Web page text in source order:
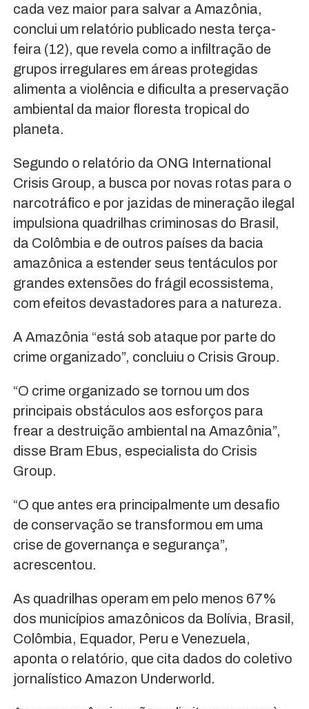
cada vez maior para salvar a Amazônia,
conclui um relatório publicado nesta terça-
feira (12), que revela como a infiltração de
grupos irregulares em áreas protegidas
alimenta a violência e dificulta a preservação
ambiental da maior floresta tropical do
planeta.
Segundo o relatório da ONG International
Crisis Group, a busca por novas rotas para o
narcotráfico e por jazidas de mineração ilegal
impulsiona quadrilhas criminosas do Brasil,
da Colômbia e de outros países da bacia
amazônica a estender seus tentáculos por
grandes extensões do frágil ecossistema,
com efeitos devastadores para a natureza.
A Amazônia “está sob ataque por parte do
crime organizado”, concluiu o Crisis Group.
“O crime organizado se tornou um dos
principais obstáculos aos esforços para
frear a destruição ambiental na Amazônia”,
disse Bram Ebus, especialista do Crisis
Group.
“O que antes era principalmente um desafio
de conservação se transformou em uma
crise de governança e segurança”,
acrescentou.
As quadrilhas operam em pelo menos 67%
dos municípios amazônicos da Bolívia, Brasil,
Colômbia, Equador, Peru e Venezuela,
aponta o relatório, que cita dados do coletivo
jornalístico Amazon Underworld.